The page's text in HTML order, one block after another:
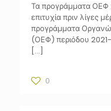
Τα προγράμματα
επιτυχία πριν λίγες
προγράμματα
(ΟΕΦ) περιόδου
[…]
0